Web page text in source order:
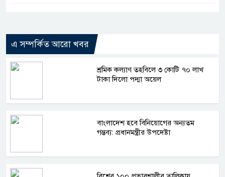
এ সম্পর্কিত আরো খবর
শ্রমিক কল্যাণ তহবিলে ৩ কোটি ৭০ লাখ
টাকা দিলো পদ্মা অয়েল
বাংলাদেশ হবে বিনিয়োগের অন্যতম
গন্তব্য: প্রধানমন্ত্রীর উপদেষ্টা